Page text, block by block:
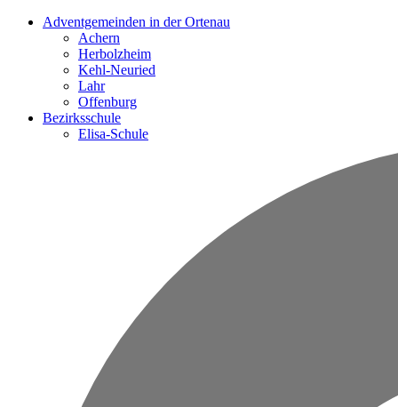
Adventgemeinden in der Ortenau
Achern
Herbolzheim
Kehl-Neuried
Lahr
Offenburg
Bezirksschule
Elisa-Schule